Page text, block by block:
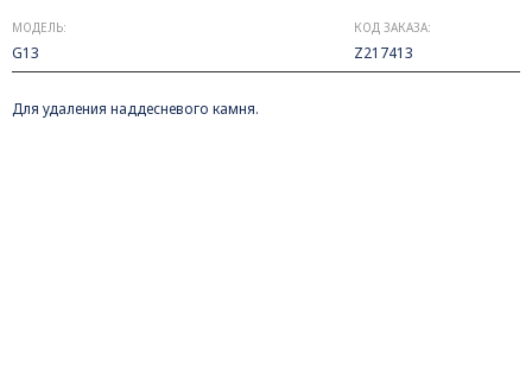
МОДЕЛЬ:
G13
КОД ЗАКАЗА:
Z217413
Для удаления наддесневого камня.